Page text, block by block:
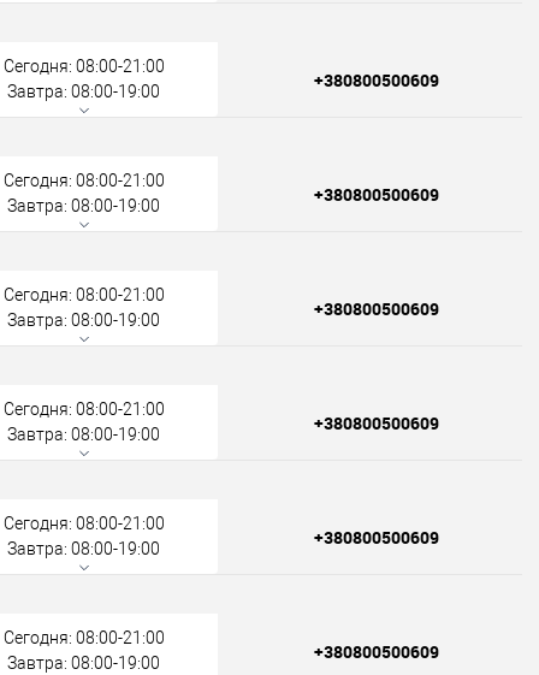
Сегодня: 08:00-21:00
Завтра: 08:00-19:00
+380800500609
Сегодня: 08:00-21:00
Завтра: 08:00-19:00
+380800500609
Сегодня: 08:00-21:00
Завтра: 08:00-19:00
+380800500609
Сегодня: 08:00-21:00
Завтра: 08:00-19:00
+380800500609
Сегодня: 08:00-21:00
Завтра: 08:00-19:00
+380800500609
Сегодня: 08:00-21:00
Завтра: 08:00-19:00
+380800500609